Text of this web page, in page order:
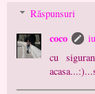
Răspunsuri
coco
cu